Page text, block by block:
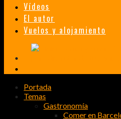
Vídeos
El autor
Vuelos y alojamiento
Portada
Temas
Gastronomía
Comer en